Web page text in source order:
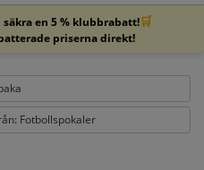
säkra en 5 % klubbrabatt!🛒
priserna direkt!
Fotbollspokaler